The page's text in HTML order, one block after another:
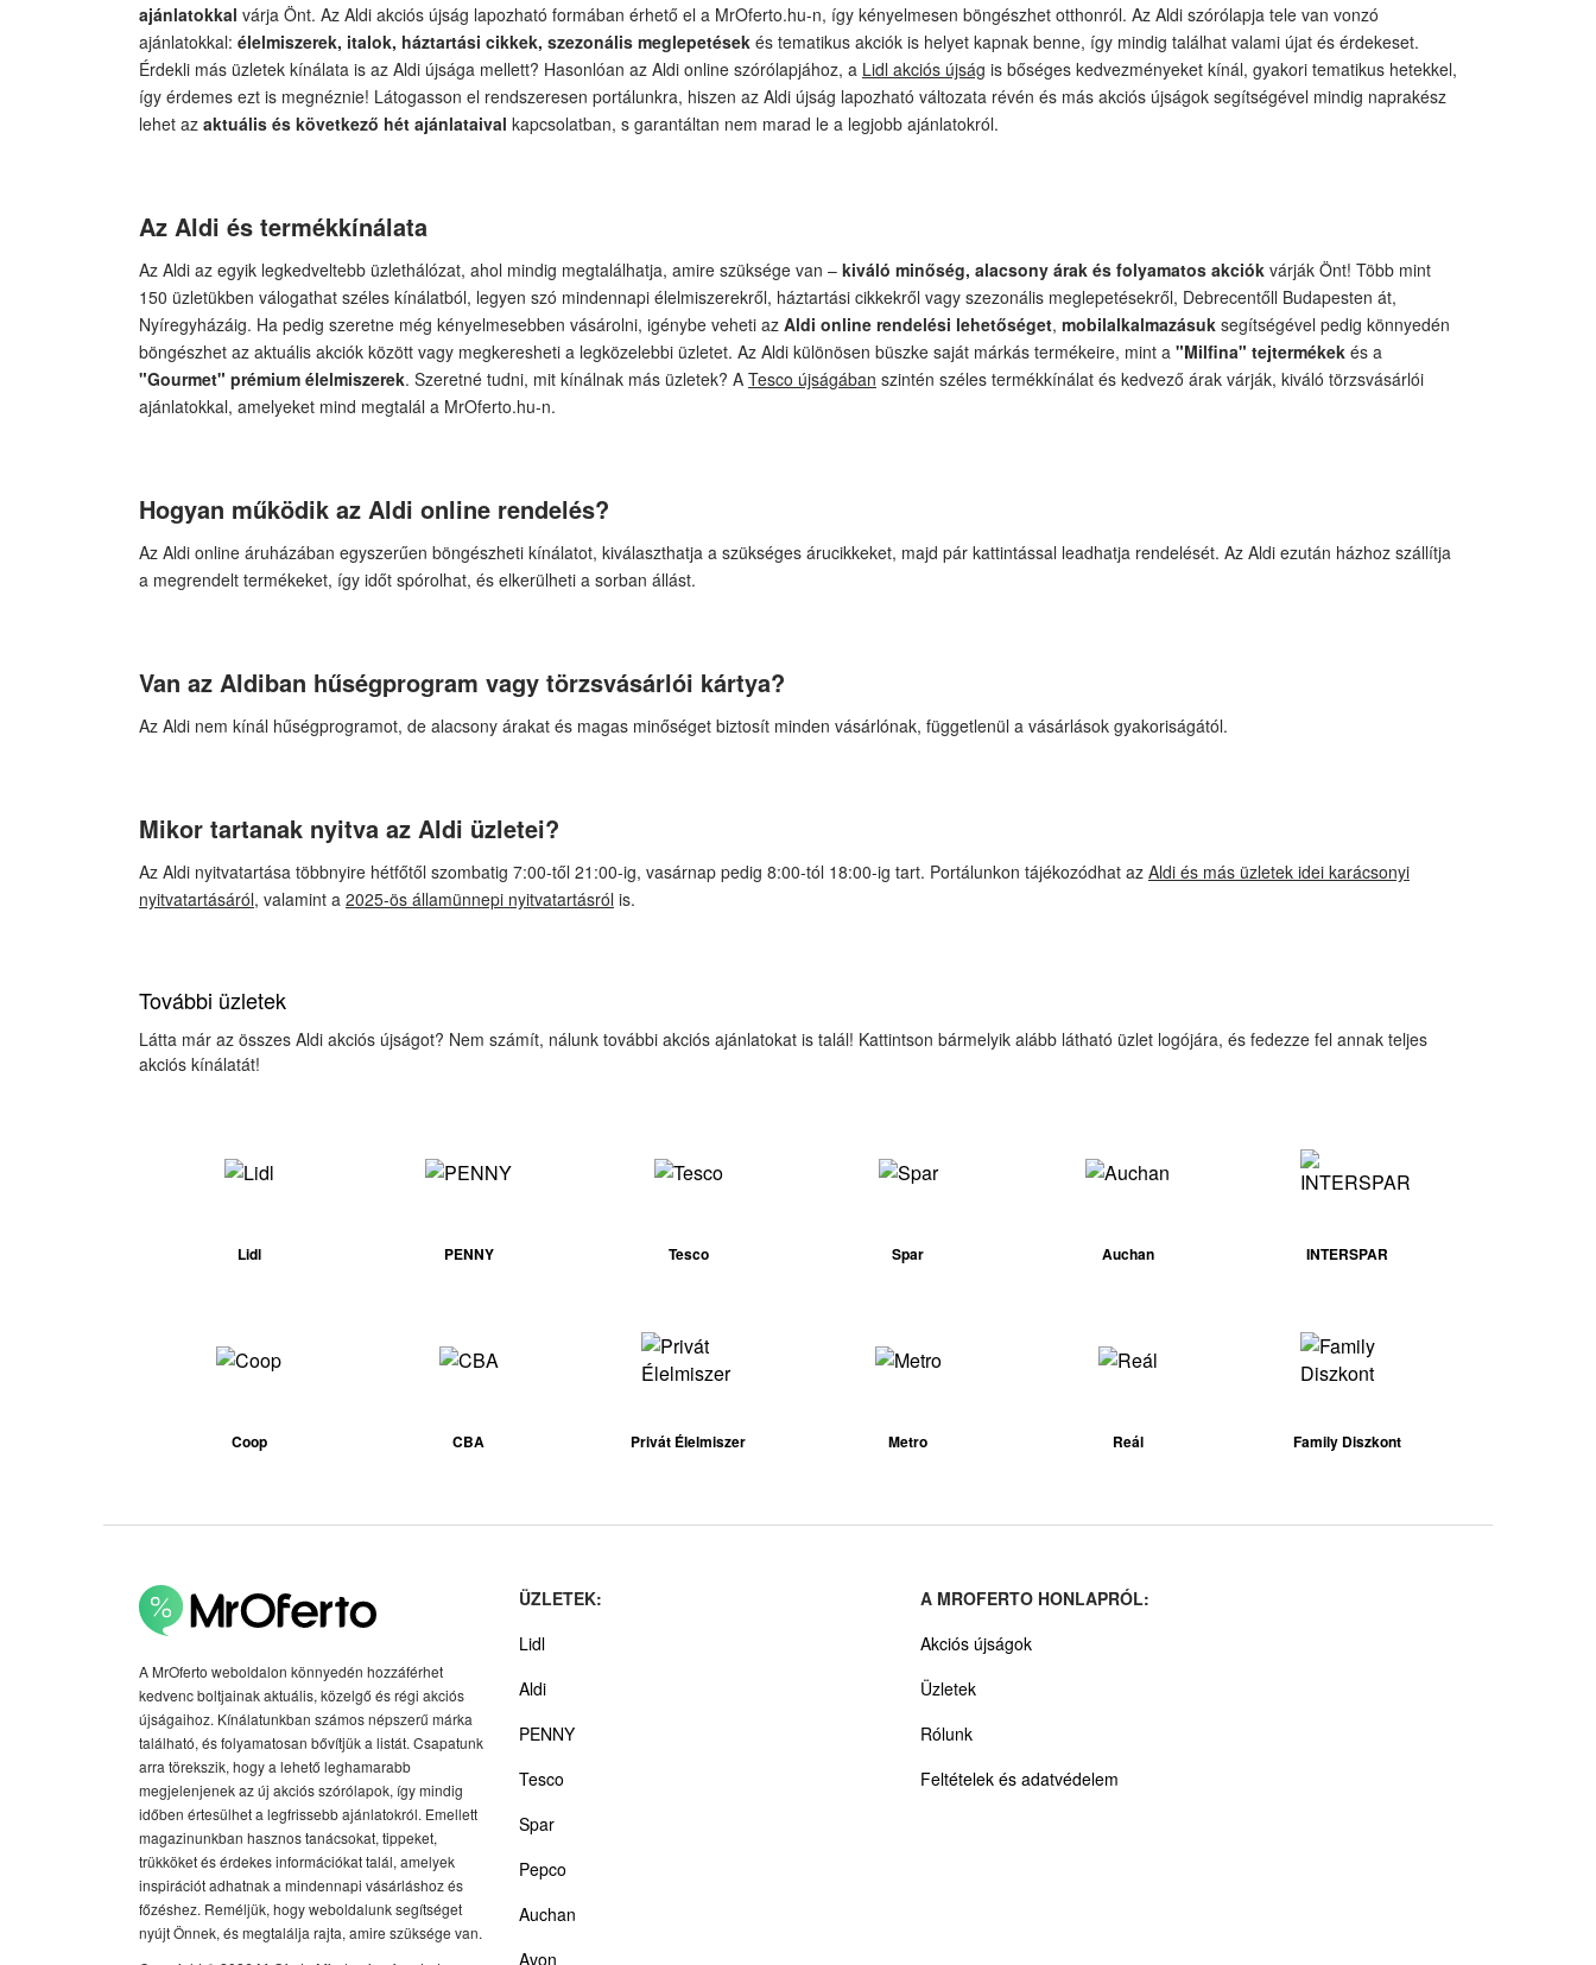
ajánlatokkal várja Önt. Az Aldi akciós újság lapozható formában érhető el a MrOferto.hu-n, így kényelmesen böngészhet otthonról. Az Aldi szórólapja tele van vonzó
ajánlatokkal: élelmiszerek, italok, háztartási cikkek, szezonális meglepetések és tematikus akciók is helyet kapnak benne, így mindig találhat valami újat és érdekeset.
Érdekli más üzletek kínálata is az Aldi újsága mellett? Hasonlóan az Aldi online szórólapjához, a Lidl akciós újság is bőséges kedvezményeket kínál, gyakori tematikus hetekkel,
így érdemes ezt is megnéznie! Látogasson el rendszeresen portálunkra, hiszen az Aldi újság lapozható változata révén és más akciós újságok segítségével mindig naprakész
lehet az aktuális és következő hét ajánlataival kapcsolatban, s garantáltan nem marad le a legjobb ajánlatokról.
Az Aldi és termékkínálata
Az Aldi az egyik legkedveltebb üzlethálózat, ahol mindig megtalálhatja, amire szüksége van – kiváló minőség, alacsony árak és folyamatos akciók várják Önt! Több mint
150 üzletükben válogathat széles kínálatból, legyen szó mindennapi élelmiszerekről, háztartási cikkekről vagy szezonális meglepetésekről, Debrecentőll Budapesten át,
Nyíregyházáig. Ha pedig szeretne még kényelmesebben vásárolni, igénybe veheti az Aldi online rendelési lehetőséget, mobilalkalmazásuk segítségével pedig könnyedén
böngészhet az aktuális akciók között vagy megkeresheti a legközelebbi üzletet. Az Aldi különösen büszke saját márkás termékeire, mint a "Milfina" tejtermékek és a
"Gourmet" prémium élelmiszerek. Szeretné tudni, mit kínálnak más üzletek? A Tesco újságában szintén széles termékkínálat és kedvező árak várják, kiváló törzsvásárlói
ajánlatokkal, amelyeket mind megtalál a MrOferto.hu-n.
Hogyan működik az Aldi online rendelés?
Az Aldi online áruházában egyszerűen böngészheti kínálatot, kiválaszthatja a szükséges árucikkeket, majd pár kattintással leadhatja rendelését. Az Aldi ezután házhoz szállítja
a megrendelt termékeket, így időt spórolhat, és elkerülheti a sorban állást.
Van az Aldiban hűségprogram vagy törzsvásárlói kártya?
Az Aldi nem kínál hűségprogramot, de alacsony árakat és magas minőséget biztosít minden vásárlónak, függetlenül a vásárlások gyakoriságától.
Mikor tartanak nyitva az Aldi üzletei?
Az Aldi nyitvatartása többnyire hétfőtől szombatig 7:00-től 21:00-ig, vasárnap pedig 8:00-tól 18:00-ig tart. Portálunkon tájékozódhat az Aldi és más üzletek idei karácsonyi
nyitvatartásáról, valamint a 2025-ös államünnepi nyitvatartásról is.
További üzletek
Látta már az összes Aldi akciós újságot? Nem számít, nálunk további akciós ajánlatokat is talál! Kattintson bármelyik alább látható üzlet logójára, és fedezze fel annak teljes
akciós kínálatát!
Lidl PENNY Tesco Spar Auchan INTERSPAR
Coop CBA Privát Élelmiszer Metro Reál Family Diszkont
A MrOferto weboldalon könnyedén hozzáférhet
kedvenc boltjainak aktuális, közelgő és régi akciós
újságaihoz. Kínálatunkban számos népszerű márka
található, és folyamatosan bővítjük a listát. Csapatunk
arra törekszik, hogy a lehető leghamarabb
megjelenjenek az új akciós szórólapok, így mindig
időben értesülhet a legfrissebb ajánlatokról. Emellett
magazinunkban hasznos tanácsokat, tippeket,
trükköket és érdekes információkat talál, amelyek
inspirációt adhatnak a mindennapi vásárláshoz és
főzéshez. Reméljük, hogy weboldalunk segítséget
nyújt Önnek, és megtalálja rajta, amire szüksége van.
ÜZLETEK:
Lidl
Aldi
PENNY
Tesco
Spar
Pepco
Auchan
Avon
A MROFERTO HONLAPRÓL:
Akciós újságok
Üzletek
Rólunk
Feltételek és adatvédelem